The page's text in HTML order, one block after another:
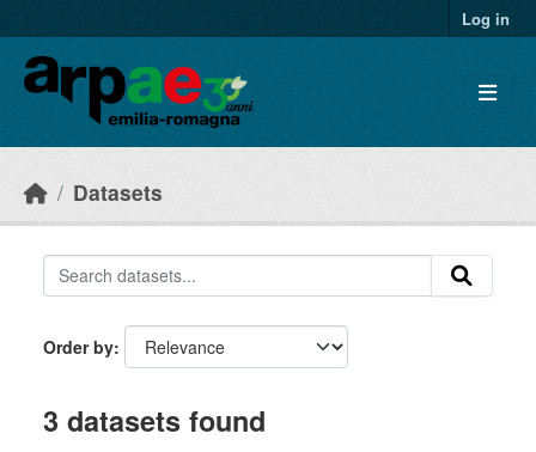
Log in
Datasets
Order by
3 datasets found